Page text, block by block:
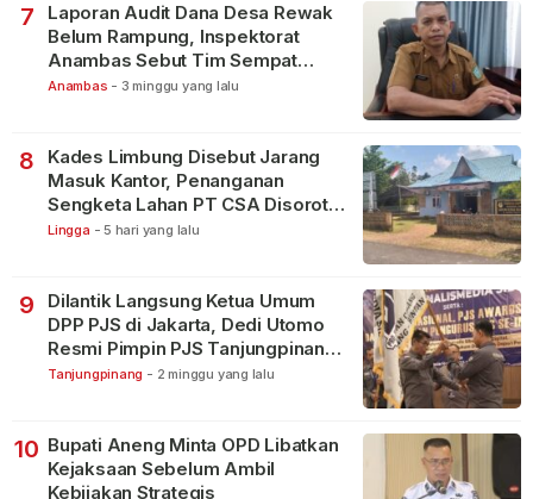
7
Laporan Audit Dana Desa Rewak
Belum Rampung, Inspektorat
Anambas Sebut Tim Sempat
Terbagi Tangani Kasus Lain
Anambas - 3 minggu yang lalu
8
Kades Limbung Disebut Jarang
Masuk Kantor, Penanganan
Sengketa Lahan PT CSA Disorot
Warga
Lingga - 5 hari yang lalu
9
Dilantik Langsung Ketua Umum
DPP PJS di Jakarta, Dedi Utomo
Resmi Pimpin PJS Tanjungpinang-
Bintan
Tanjungpinang - 2 minggu yang lalu
10 Bupati Aneng Minta OPD Libatkan
Kejaksaan Sebelum Ambil
Kebijakan Strategis